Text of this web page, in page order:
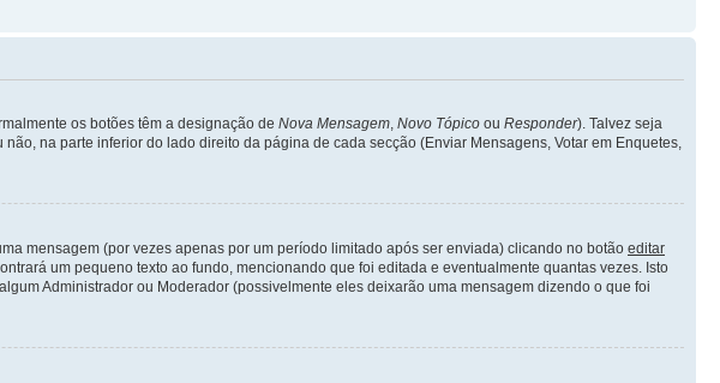
os botões têm a designação de Nova Mensagem, Novo Tópico ou Responder). Talvez seja
na parte inferior do lado direito da página de cada secção (Enviar Mensagens, Votar em Enquetes,
mensagem (por vezes apenas por um período limitado após ser enviada) clicando no botão editar
um pequeno texto ao fundo, mencionando que foi editada e eventualmente quantas vezes. Isto
Administrador ou Moderador (possivelmente eles deixarão uma mensagem dizendo o que foi